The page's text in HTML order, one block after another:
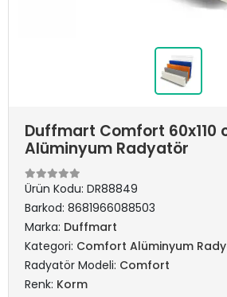
Duffmart Comfort 60x110
Alüminyum Radyatör
Ürün Kodu: DR88849
Barkod: 8681966088503
Marka: Duffmart
Kategori: Comfort Alüminyum
Radyatör Modeli: Comfort
Renk: Korm